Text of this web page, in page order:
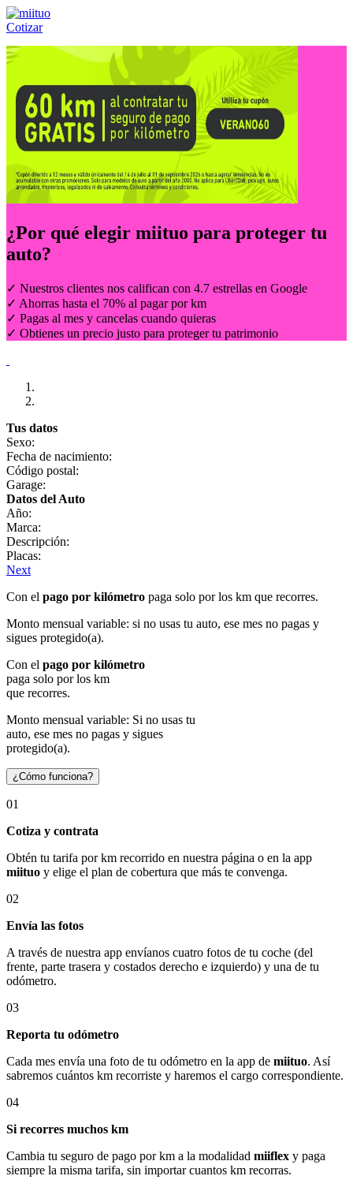
Cotizar
Llámanos al:(55) 84-21-05-00 ó
¿Por qué elegir miituo para proteger tu
auto?
✓ Nuestros clientes nos califican con 4.7 estrellas en Google
✓ Ahorras hasta el 70% al pagar por km
✓ Pagas al mes y cancelas cuando quieras
✓ Obtienes un precio justo para proteger tu patrimonio
Tus datos
Sexo:
Fecha de nacimiento:
Código postal:
Garage:
Datos del Auto
Año:
Marca:
Descripción:
Placas:
Next
Con el pago por kilómetro paga solo por los km que recorres.
Monto mensual variable: si no usas tu auto, ese mes no pagas y
sigues protegido(a).
Con el pago por kilómetro
paga solo por los km
que recorres.
Monto mensual variable: Si no usas tu
auto, ese mes no pagas y sigues
protegido(a).
¿Cómo funciona?
01
Cotiza y contrata
Obtén tu tarifa por km recorrido en nuestra página o en la app
miituo y elige el plan de cobertura que más te convenga.
02
Envía las fotos
A través de nuestra app envíanos cuatro fotos de tu coche (del
frente, parte trasera y costados derecho e izquierdo) y una de tu
odómetro.
03
Reporta tu odómetro
Cada mes envía una foto de tu odómetro en la app de miituo. Así
sabremos cuántos km recorriste y haremos el cargo correspondiente.
04
Si recorres muchos km
Cambia tu seguro de pago por km a la modalidad miiflex y paga
siempre la misma tarifa, sin importar cuantos km recorras.